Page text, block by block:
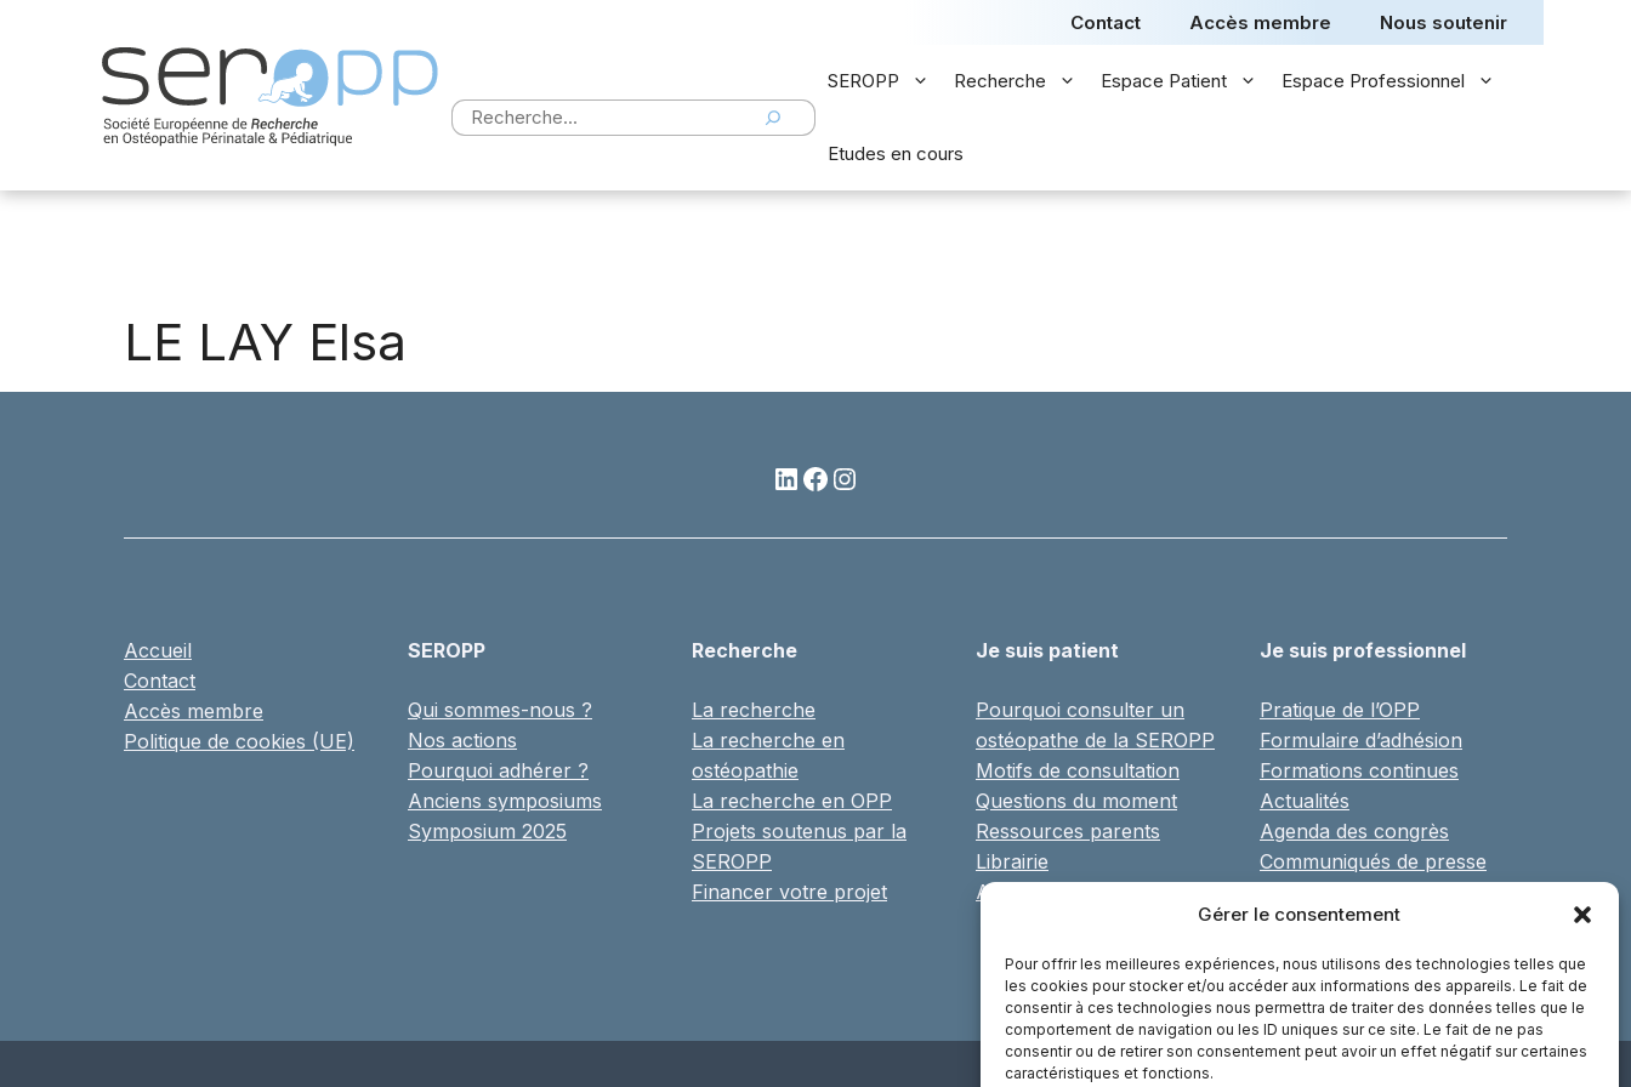
Gérer le consentement
Pour offrir les meilleures expériences, nous utilisons des technologies telles que
les cookies pour stocker et/ou accéder aux informations des appareils. Le fait de
consentir à ces technologies nous permettra de traiter des données telles que le
comportement de navigation ou les ID uniques sur ce site. Le fait de ne pas
consentir ou de retirer son consentement peut avoir un effet négatif sur certaines
caractéristiques et fonctions.
Contact Accès membre Nous soutenir
Rechercher
SEROPP Recherche Espace Patient Espace Professionnel
Etudes en cours
LE LAY Elsa
LinkedIn
Facebook
Instagram
Accueil
Contact
Accès membre
Politique de cookies (UE)
SEROPP
Qui sommes-nous ?
Nos actions
Pourquoi adhérer ?
Anciens symposiums
Symposium 2025
Recherche
La recherche
La recherche en
ostéopathie
La recherche en OPP
Projets soutenus par la
SEROPP
Financer votre projet
Je suis patient
Pourquoi consulter un
ostéopathe de la SEROPP
Motifs de consultation
Questions du moment
Ressources parents
Librairie
Annuaire
Je suis professionnel
Pratique de l’OPP
Formulaire d’adhésion
Formations continues
Actualités
Agenda des congrès
Communiqués de presse
partenaires
Librairie